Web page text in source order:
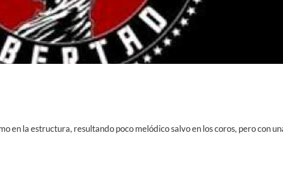
en la estructura, resultando poco melódico salvo en los coros, pero con